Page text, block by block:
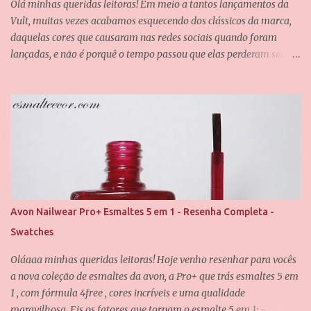
o
Olá minhas queridas leitoras! Em meio a tantos lançamentos da
Vult, muitas vezes acabamos esquecendo dos clássicos da marca,
daquelas cores que causaram nas redes sociais quando foram
lançadas, e não é porquê o tempo passou que elas perderam seu
grandes mudanças dependendo da iluminação, mas que
dificilmente desagrada alguém. Foram usadas duas camadas para
obter essa cobertura, e uma camada do verniz da Saloon para
abrir esse brilho espelhado. E agora eu quero que vocês me
contem, qual é o seu esmalte clássico da Vult favorito? Até o
próximo post, amores.
Avon Nailwear Pro+ Esmaltes 5 em 1 - Resenha Completa -
Swatches
Oláaaa minhas queridas leitoras! Hoje venho resenhar para vocês
a nova coleção de esmaltes da avon, a Pro+ que trás esmaltes 5 em
1 , com fórmula 4free , cores incríveis e uma qualidade